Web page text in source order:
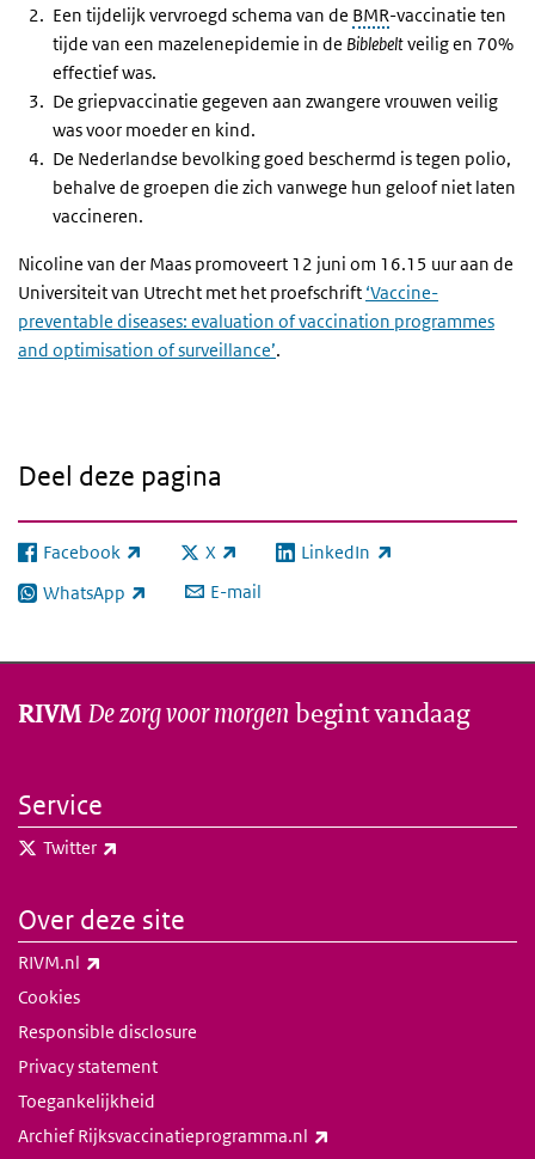
Een tijdelijk vervroegd schema van de BMR-vaccinatie ten
tijde van een mazelenepidemie in de Biblebeltveilig en 70%
effectief was.
De griepvaccinatie gegeven aan zwangere vrouwen veilig
was voor moeder en kind.
De Nederlandse bevolking goed beschermd is tegen polio,
behalve de groepen die zich vanwege hun geloof niet laten
vaccineren.
Nicoline van der Maas promoveert 12 juni om 16.15 uur aan de
Universiteit van Utrecht met het proefschrift ‘Vaccine-
preventable diseases: evaluation of vaccination programmes
and optimisation of surveillance’.
Deel deze pagina
Facebook
(externe link) X
(externe link) LinkedIn
(externe link)
WhatsApp
(externe link) E-mail
RIVMDe zorg voor morgen begint vandaag
Service
Twitter
Over deze site
RIVM.nl
Cookies
Responsible disclosure
Privacy statement
Toegankelijkheid
Archief Rijksvaccinatieprogramma.nl